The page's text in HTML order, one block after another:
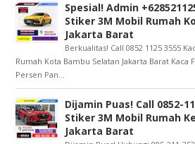
Spesial! Admin
Stiker 3M Mobil Rumah
Jakarta Barat
Berkualitas! Call 0852 1125 3555
Rumah Kota Bambu Selatan Jakarta Barat Kaca
Persen Pan...
Dijamin Puas! Call 0852-
Stiker 3M Mobil Rumah
Jakarta Barat